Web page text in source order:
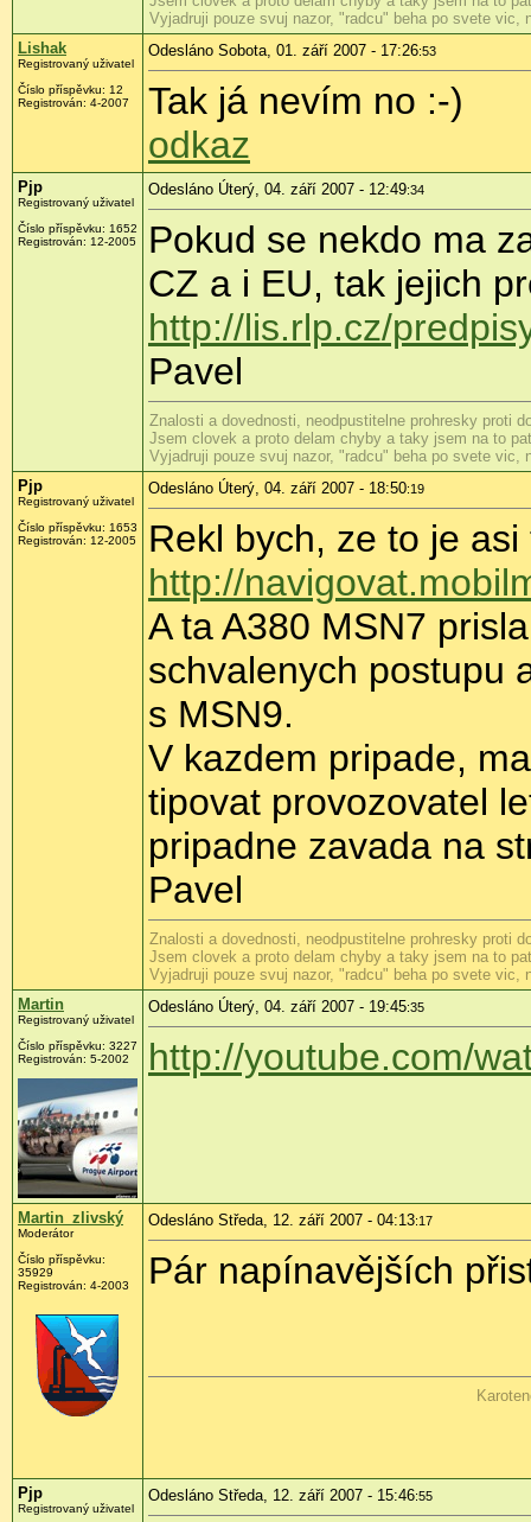
Vyjadruji pouze svuj nazor, "radcu" beha po svete vic,
Lishak
Registrovaný uživatel
Číslo příspěvku: 12
Registrován: 4-2007
Odesláno Sobota, 01. září 2007 - 17:26:53
Tak já nevím no :-)
odkaz
Pjp
Registrovaný uživatel
Číslo příspěvku: 1652
Registrován: 12-2005
Odesláno Úterý, 04. září 2007 - 12:49:34
Pokud se nekdo ma
CZ a i EU, tak jejich
http://lis.rlp.cz/
Pavel
Znalosti a dovednosti, neodpustitelne prohresky proti
Jsem clovek a proto delam chyby a taky jsem na to
Vyjadruji pouze svuj nazor, "radcu" beha po svete vic,
Pjp
Registrovaný uživatel
Číslo příspěvku: 1653
Registrován: 12-2005
Odesláno Úterý, 04. září 2007 - 18:50:19
Rekl bych, ze to je
http://
A ta A380 MSN7
schvalenych postupu
s MSN9.
V kazdem pripade,
tipovat provozovatel
pripadne zavada na
Pavel
Znalosti a dovednosti, neodpustitelne prohresky proti
Jsem clovek a proto delam chyby a taky jsem na to
Vyjadruji pouze svuj nazor, "radcu" beha po svete vic,
Martin
Registrovaný uživatel
Číslo příspěvku: 3227
Registrován: 5-2002
Odesláno Úterý, 04. září 2007 - 19:45:35
http://youtube.com/
Martin_zlivský
Moderátor
Číslo příspěvku:
35929
Registrován: 4-2003
Odesláno Středa, 12. září 2007 - 04:13:17
Pár napínavějších
Pjp
Registrovaný uživatel
Odesláno Středa, 12. září 2007 - 15:46:55